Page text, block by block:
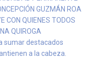
GUZMÁN ROA
CON QUIENES TODOS
QUIROGA
sumar destacados
a la cabeza.